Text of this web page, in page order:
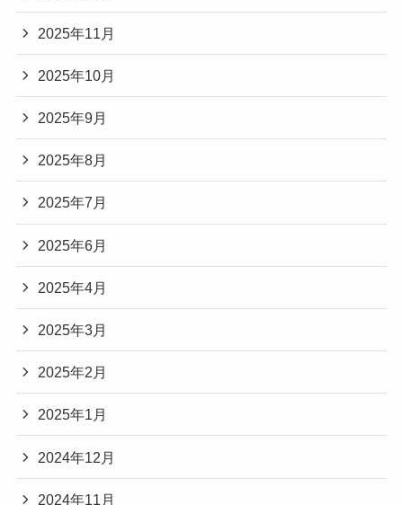
2025年11月
2025年10月
2025年9月
2025年8月
2025年7月
2025年6月
2025年4月
2025年3月
2025年2月
2025年1月
2024年12月
2024年11月